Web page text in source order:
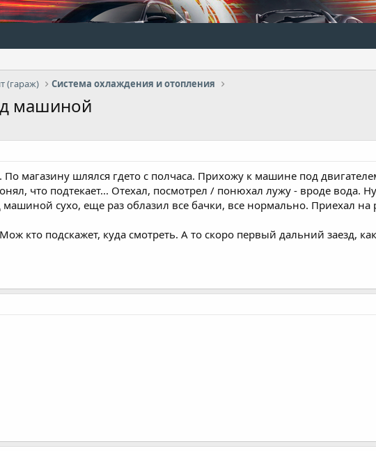
(гараж) Система охлаждения и отопления
машиной
По магазину шлялся гдето с полчаса. Прихожу к машине под
что подтекает... Отехал, посмотрел / понюхал лужу - вроде вода.
сухо, еще раз облазил все бачки, все нормально. Приехал на
кто подскажет, куда смотреть. А то скоро первый дальний заезд,